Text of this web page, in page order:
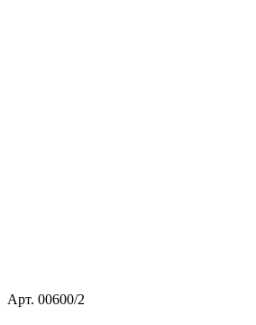
Арт. 00600/2